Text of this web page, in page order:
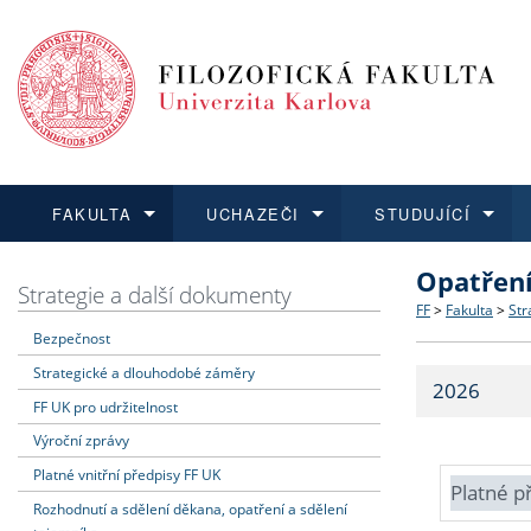
FAKULTA
Dozvědět se více
Struktura
Strategie
Fakultní
UCHAZEČI
Podat přihlášku
Co
Učitelské
STUDUJÍCÍ
Dozvědět se více
Dozvědět se více
O vědě a
Dozvědět se více
Aktuální
Strategie a další dokumenty
Bezpečnost
Strategické a dlouhodobé záměry
FF UK pro udržitelnost
Výroční zprávy
Platné vnitřní předpisy FF UK
Rozhodnutí a sdělení děkana, opatření a sdělení
FF > Fakulta >
2026
Platné